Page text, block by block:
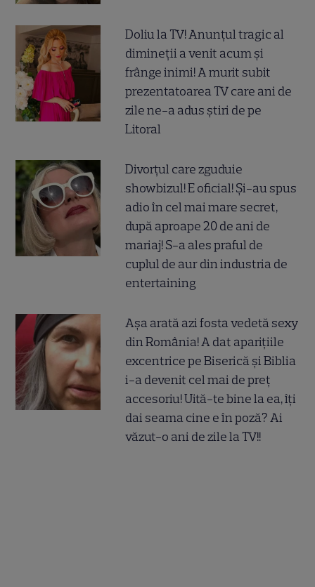
Doliu la TV! Anunțul tragic al
dimineții a venit acum și
frânge inimi! A murit subit
prezentatoarea TV care ani de
zile ne-a adus știri de pe
Litoral
Divorțul care zguduie
showbizul! E oficial! Și-au spus
adio în cel mai mare secret,
după aproape 20 de ani de
mariaj! S-a ales praful de
cuplul de aur din industria de
entertaining
Așa arată azi fosta vedetă sexy
din România! A dat aparițiile
excentrice pe Biserică și Biblia
i-a devenit cel mai de preț
accesoriu! Uită-te bine la ea, îți
dai seama cine e în poză? Ai
văzut-o ani de zile la TV!!